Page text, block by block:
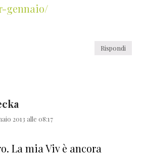
gennaio/
Rispondi
2013 alle 08:17
La mia Viv è ancora